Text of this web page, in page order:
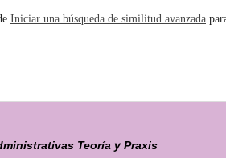
Iniciar una búsqueda de similitud avanzada
Teoría y Praxis